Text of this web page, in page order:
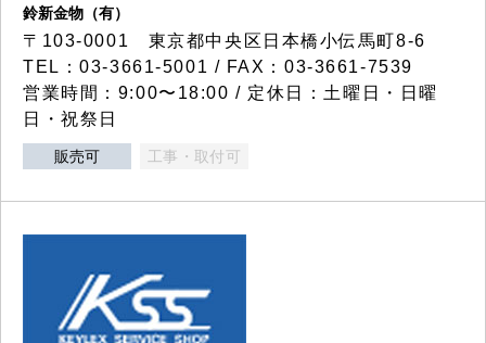
鈴新金物（有）
〒103-0001 東京都中央区日本橋小伝馬町8-6
TEL：03-3661-5001 / FAX：03-3661-7539
営業時間：9:00〜18:00 / 定休日：土曜日・日曜
日・祝祭日
販売可 工事・取付可